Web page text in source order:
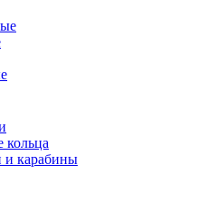
кольца
и карабины